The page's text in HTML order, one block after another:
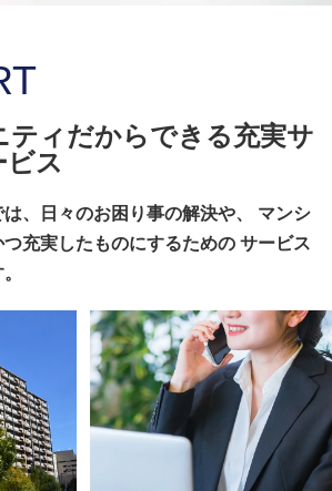
ティだからできる充実サ
ス
、日々のお困り事の解決や、 マンシ
充実したものにするための サービス